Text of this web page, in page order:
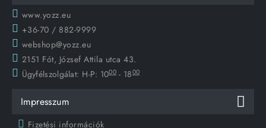
www.yozz.eu
+36-70 / 882-9999
webshop@yozz.eu
2151 Fót, József Attila utca 43.
Ügyfélszolgálat: H-P: 1000 - 1800
Impresszum
Fizetési információk